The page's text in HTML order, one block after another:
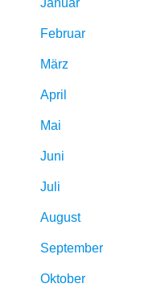
Januar
Februar
März
April
Mai
Juni
Juli
August
September
Oktober